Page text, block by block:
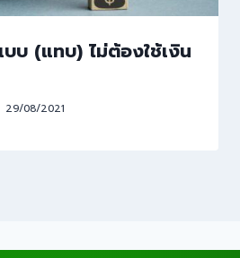
บบ (แทบ) ไม่ต้องใช้เงิน
29/08/2021